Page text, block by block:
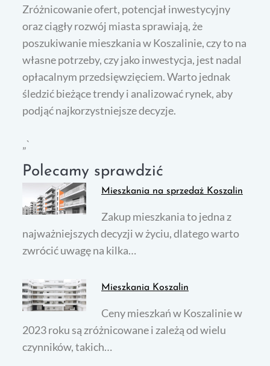
Zróżnicowanie ofert, potencjał inwestycyjny
oraz ciągły rozwój miasta sprawiają, że
poszukiwanie mieszkania w Koszalinie, czy to na
własne potrzeby, czy jako inwestycja, jest nadal
opłacalnym przedsięwzięciem. Warto jednak
śledzić bieżące trendy i analizować rynek, aby
podjąć najkorzystniejsze decyzje.
„`
Polecamy sprawdzić
Mieszkania na sprzedaż Koszalin
Zakup mieszkania to jedna z
najważniejszych decyzji w życiu, dlatego warto
zwrócić uwagę na kilka…
Mieszkania Koszalin
Ceny mieszkań w Koszalinie w
2023 roku są zróżnicowane i zależą od wielu
czynników, takich…